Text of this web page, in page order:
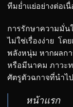
ทีมย่ำแย่อย่างต่อเนื่
การรักษาความมั่น
ไม่ใช่เรื่องง่าย โด
พลังหนุ่ม หากผลก
หรือมีนาคม ภาวะ
ศัตรูตัวฉกาจที่นำไ
หน้าแรก